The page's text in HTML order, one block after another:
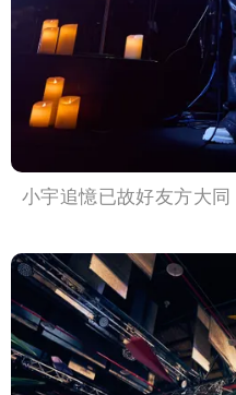
小宇追憶已故好友方大